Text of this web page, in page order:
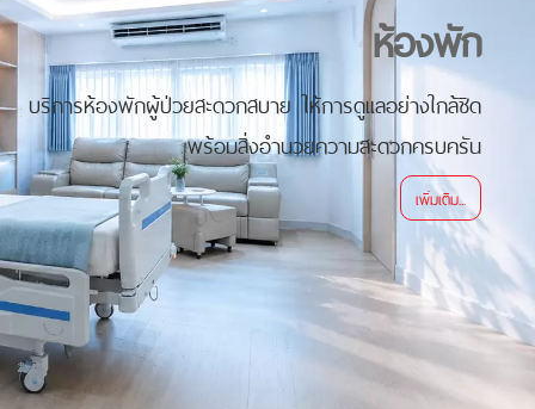
ห้องพัก
บริการห้องพักผู้ป่วยสะดวกสบาย ให้การดูแลอย่างใกล้ชิด
พร้อมสิ่งอำนวยความสะดวกครบครัน
เพิ่มเติม...